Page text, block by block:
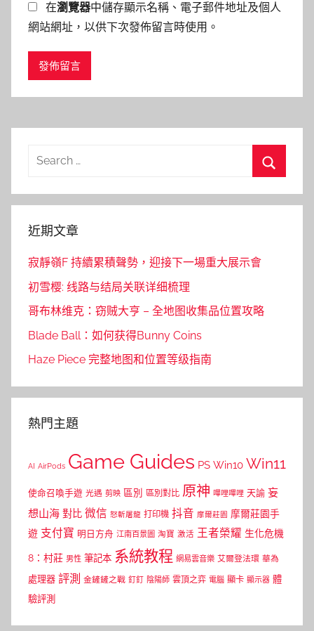
在瀏覽器中儲存顯示名稱、電子郵件地址及個人
網站網址，以供下次發佈留言時使用。
Search
近期文章
寂靜嶺F 持續累積聲勢，迎接下一場重大展示會
初雪樱: 线路与结局关联详细梳理
哥布林维克：窃贼大亨 – 全地图收集品位置攻略
Blade Ball：如何获得Bunny Coins
Haze Piece 完整地图和位置等级指南
熱門主題
AI AirPods Game Guides PS Win10 Win11
使命召喚手遊 光遇 剪映 區別 區別對比 原神 嗶哩嗶哩 天諭 妄
想山海 對比 微信 怒斬屠龍 打印機 抖音 摩爾莊園 摩爾莊園手
遊 支付寶 明日方舟 江南百景圖 淘寶 激活 王者榮耀 生化危機
8：村莊 男性 筆記本 系統教程 網易雲音樂 艾爾登法環 華為
處理器 評測 金鏟鏟之戰 釘釘 陰陽師 雲頂之弈 電腦 顯卡 顯示器 體
驗評測